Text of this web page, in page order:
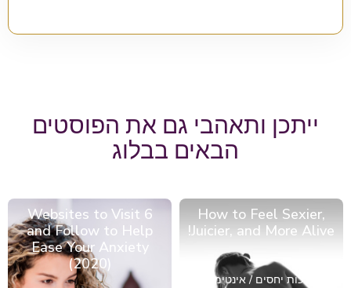
ייתכן ותאהבי גם את הפוסטים
הבאים בבלוג
How to Feel Sexier,
Juicier, and More Alive!
מערכות יחסים / אינטימיות
6 Websites to Visit
and Follow to Help
Ease Your Anxiety
(2020)